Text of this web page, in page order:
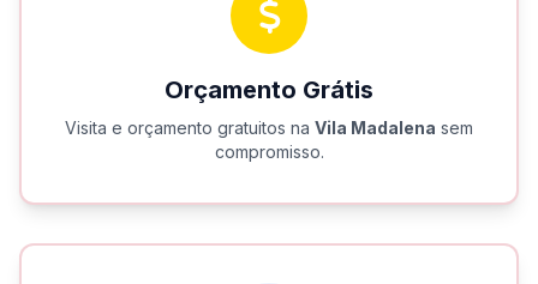
Orçamento Grátis
Visita e orçamento gratuitos na Vila Madalena sem
compromisso.